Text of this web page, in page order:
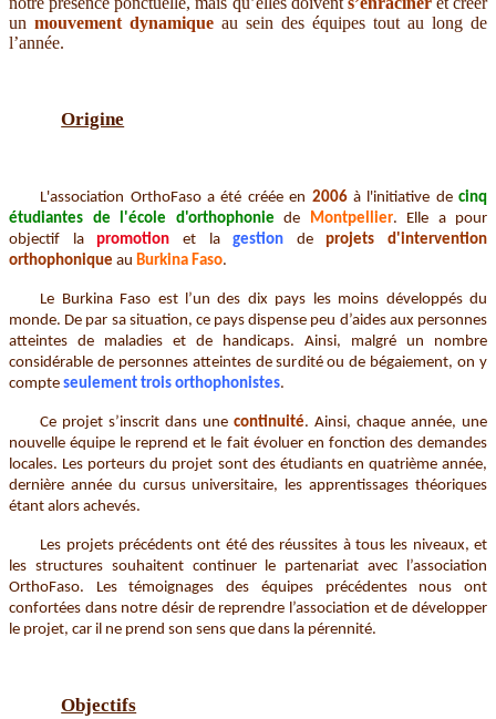
un mouvement dynamique au sein des équipes tout au long de
l’année.
Origine
L'association OrthoFaso a été créée en 2006 à l'initiative decinq
étudiantes de l'école d'orthophonie de Montpellier. Elle a pour
objectif lapromotion et lagestion deprojets d'intervention
orthophonique au Burkina Faso.
Le Burkina Faso est l’un des dix pays les moins développés du
monde. De par sa situation, ce pays dispense peu d’aides aux personnes
atteintes de maladies et de handicaps. Ainsi, malgré un nombre
considérable de personnes atteintes de surdité ou de bégaiement, on y
compte seulement trois orthophonistes.
Ce projet s’inscrit dans unecontinuité. Ainsi, chaque année, une
nouvelle équipe le reprend et le fait évoluer en fonction des demandes
locales. Les porteurs du projet sont des étudiants en quatrième année,
dernière année du cursus universitaire, les apprentissages théoriques
étant alors achevés.
Les projets précédents ont été des réussites à tous les niveaux, et
les structures souhaitent continuer le partenariat avec l’association
OrthoFaso. Les témoignages des équipes précédentes nous ont
confortées dans notre désir de reprendre l’association et de développer
le projet, car il ne prend son sens que dans la pérennité.
Objectifs